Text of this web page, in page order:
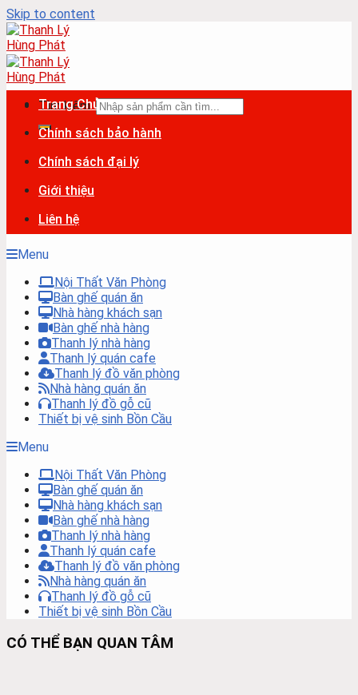
Skip to content
Tìm kiếm:
Trang Chủ
Chính sách bảo hành
Chính sách đại lý
Giới thiệu
Liên hệ
Menu
Nội Thất Văn Phòng
Bàn ghế quán ăn
Nhà hàng khách sạn
Bàn ghế nhà hàng
Thanh lý nhà hàng
Thanh lý quán cafe
Thanh lý đồ văn phòng
Nhà hàng quán ăn
Thanh lý đồ gỗ cũ
Thiết bị vệ sinh Bồn Cầu
Menu
Nội Thất Văn Phòng
Bàn ghế quán ăn
Nhà hàng khách sạn
Bàn ghế nhà hàng
Thanh lý nhà hàng
Thanh lý quán cafe
Thanh lý đồ văn phòng
Nhà hàng quán ăn
Thanh lý đồ gỗ cũ
Thiết bị vệ sinh Bồn Cầu
CÓ THỂ BẠN QUAN TÂM